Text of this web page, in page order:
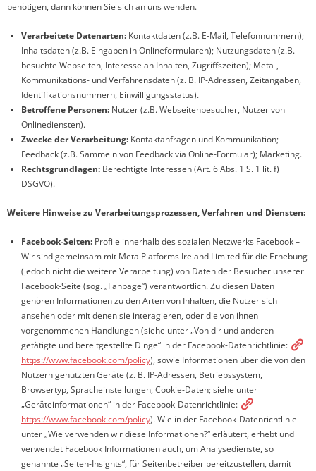
benötigen, dann können Sie sich an uns wenden.
Verarbeitete Datenarten: Kontaktdaten (z.B. E-Mail, Telefonnummern);
Inhaltsdaten (z.B. Eingaben in Onlineformularen); Nutzungsdaten (z.B.
besuchte Webseiten, Interesse an Inhalten, Zugriffszeiten); Meta-,
Kommunikations- und Verfahrensdaten (z. B. IP-Adressen, Zeitangaben,
Identifikationsnummern, Einwilligungsstatus).
Betroffene Personen: Nutzer (z.B. Webseitenbesucher, Nutzer von
Onlinediensten).
Zwecke der Verarbeitung: Kontaktanfragen und Kommunikation;
Feedback (z.B. Sammeln von Feedback via Online-Formular); Marketing.
Rechtsgrundlagen: Berechtigte Interessen (Art. 6 Abs. 1 S. 1 lit. f)
DSGVO).
Weitere Hinweise zu Verarbeitungsprozessen, Verfahren und Diensten:
Facebook-Seiten: Profile innerhalb des sozialen Netzwerks Facebook –
Wir sind gemeinsam mit Meta Platforms Ireland Limited für die Erhebung
(jedoch nicht die weitere Verarbeitung) von Daten der Besucher unserer
Facebook-Seite (sog. „Fanpage“) verantwortlich. Zu diesen Daten
gehören Informationen zu den Arten von Inhalten, die Nutzer sich
ansehen oder mit denen sie interagieren, oder die von ihnen
vorgenommenen Handlungen (siehe unter „Von dir und anderen
getätigte und bereitgestellte Dinge“ in der Facebook-Datenrichtlinie:
https://www.facebook.com/policy), sowie Informationen über die von den
Nutzern genutzten Geräte (z. B. IP-Adressen, Betriebssystem,
Browsertyp, Spracheinstellungen, Cookie-Daten; siehe unter
„Geräteinformationen“ in der Facebook-Datenrichtlinie:
https://www.facebook.com/policy). Wie in der Facebook-Datenrichtlinie
unter „Wie verwenden wir diese Informationen?“ erläutert, erhebt und
verwendet Facebook Informationen auch, um Analysedienste, so
genannte „Seiten-Insights“, für Seitenbetreiber bereitzustellen, damit